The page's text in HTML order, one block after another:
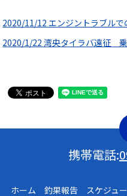
2020/11/12 エンジントラブルで
2020/1/22 湾央タイラバ遠征
携帯電話:
ホーム 釣果報告 スケジュ